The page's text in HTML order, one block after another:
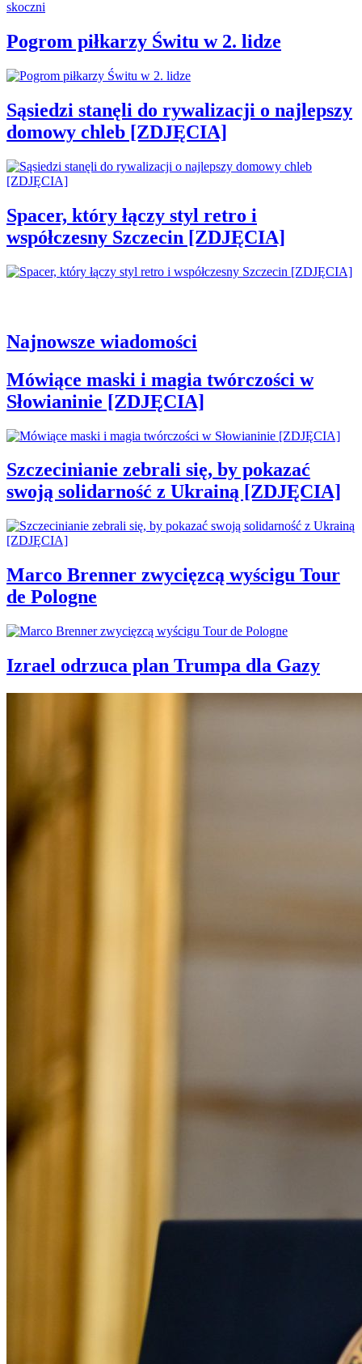
Pogrom piłkarzy Świtu w 2. lidze
Sąsiedzi stanęli do rywalizacji o najlepszy
domowy chleb [ZDJĘCIA]
Spacer, który łączy styl retro i
współczesny Szczecin [ZDJĘCIA]
Najnowsze wiadomości
Mówiące maski i magia twórczości w
Słowianinie [ZDJĘCIA]
Szczecinianie zebrali się, by pokazać
swoją solidarność z Ukrainą [ZDJĘCIA]
Marco Brenner zwycięzcą wyścigu Tour
de Pologne
Izrael odrzuca plan Trumpa dla Gazy